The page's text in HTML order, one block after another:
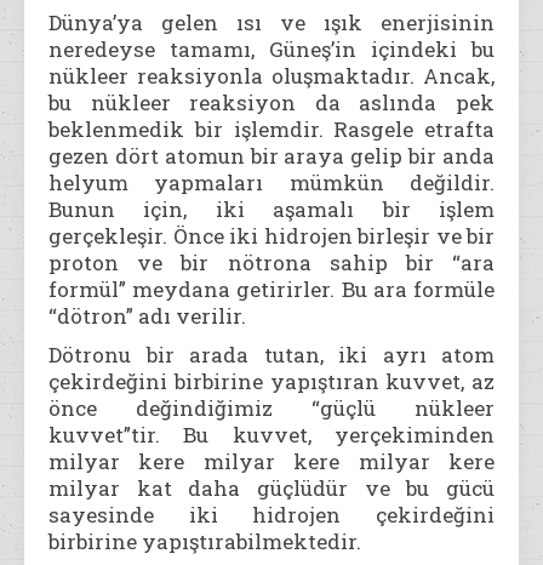
Dünya’ya gelen ısı ve ışık enerjisinin
neredeyse tamamı, Güneş’in içindeki bu
nükleer reaksiyonla oluşmaktadır. Ancak,
bu nükleer reaksiyon da aslında pek
beklenmedik bir işlemdir. Rasgele etrafta
gezen dört atomun bir araya gelip bir anda
helyum yapmaları mümkün değildir.
Bunun için, iki aşamalı bir işlem
gerçekleşir. Önce iki hidrojen birleşir ve bir
proton ve bir nötrona sahip bir “ara
formül” meydana getirirler. Bu ara formüle
“dötron” adı verilir.
Dötronu bir arada tutan, iki ayrı atom
çekirdeğini birbirine yapıştıran kuvvet, az
önce değindiğimiz “güçlü nükleer
kuvvet”tir. Bu kuvvet, yerçekiminden
milyar kere milyar kere milyar kere
milyar kat daha güçlüdür ve bu gücü
sayesinde iki hidrojen çekirdeğini
birbirine yapıştırabilmektedir.